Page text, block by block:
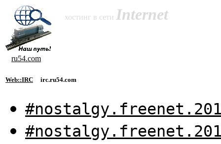
хостинг в сети Internet
ru54.com
Web::IRC irc.ru54.com